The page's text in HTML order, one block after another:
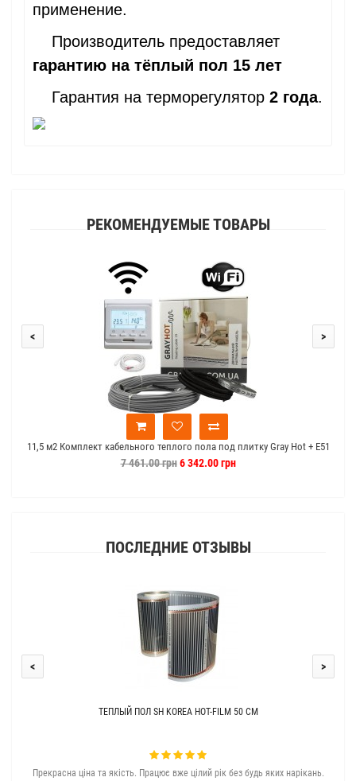
применение.
Производитель предоставляет
гарантию на тёплый пол 15 лет
Гарантия на терморегулятор 2 года.
РЕКОМЕНДУЕМЫЕ ТОВАРЫ
11,5 м2 Комплект кабельного теплого пола под плитку Gray Hot + E51
Wi-Fi
7 461.00 грн6 342.00 грн
< >
ПОСЛЕДНИЕ ОТЗЫВЫ
ТЕПЛЫЙ ПОЛ SH KOREA HOT-FILM 50 СМ
Прекрасна ціна та якість. Працює вже цілий рік без будь яких нарікань.
< >